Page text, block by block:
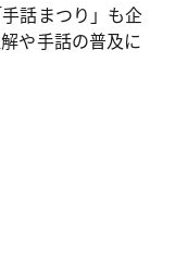
話まつり」も企
や手話の普及に